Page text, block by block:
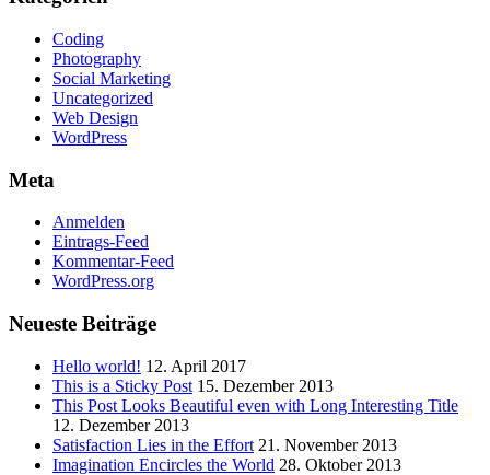
Coding
Photography
Social Marketing
Uncategorized
Web Design
WordPress
Meta
Anmelden
Eintrags-Feed
Kommentar-Feed
WordPress.org
Neueste Beiträge
Hello world! 12. April 2017
This is a Sticky Post 15. Dezember 2013
This Post Looks Beautiful even with Long Interesting Title
12. Dezember 2013
Satisfaction Lies in the Effort 21. November 2013
Imagination Encircles the World 28. Oktober 2013